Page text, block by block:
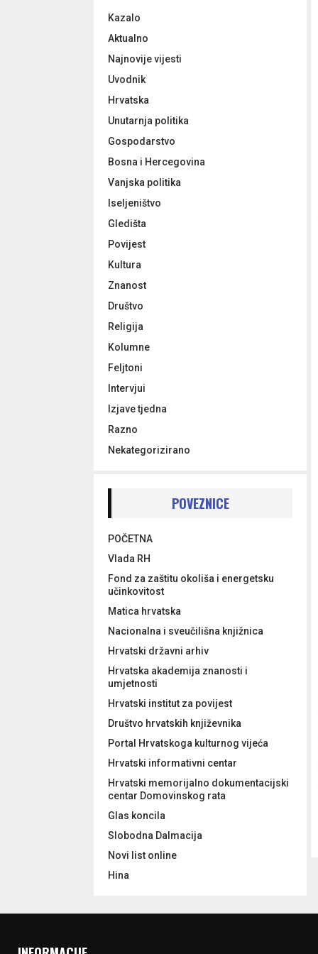
o
r
Kazalo
Aktualno
Najnovije vijesti
Uvodnik
Hrvatska
Unutarnja politika
Gospodarstvo
Bosna i Hercegovina
Vanjska politika
Iseljeništvo
Gledišta
Povijest
Kultura
Znanost
Društvo
Religija
Kolumne
Feljtoni
Intervjui
Izjave tjedna
Razno
Nekategorizirano
POVEZNICE
POČETNA
Vlada RH
Fond za zaštitu okoliša i energetsku
učinkovitost
Matica hrvatska
Nacionalna i sveučilišna knjižnica
Hrvatski državni arhiv
Hrvatska akademija znanosti i
umjetnosti
Hrvatski institut za povijest
Društvo hrvatskih književnika
Portal Hrvatskoga kulturnog vijeća
Hrvatski informativni centar
Hrvatski memorijalno dokumentacijski
centar Domovinskog rata
Glas koncila
Slobodna Dalmacija
Novi list online
Hina